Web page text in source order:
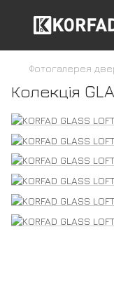
Фотогалерея
Колекція